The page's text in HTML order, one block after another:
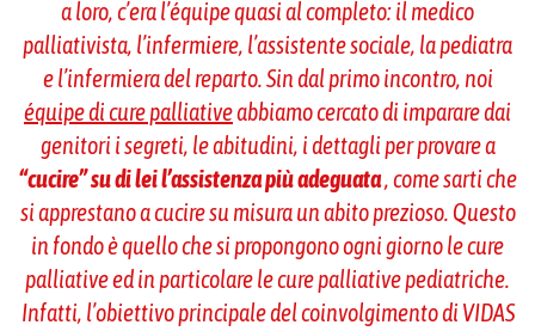
a loro, c’era l’équipe quasi al completo: il medico
palliativista, l’infermiere, l’assistente sociale, la pediatra
e l’infermiera del reparto. Sin dal primo incontro, noi
équipe di cure palliativeabbiamo cercato di imparare dai
genitori i segreti, le abitudini, i dettagli per provare a
“cucire” su di lei l’assistenza più adeguata, come sarti che
si apprestano a cucire su misura un abito prezioso. Questo
in fondo è quello che si propongono ogni giorno le cure
palliative ed in particolare le cure palliative pediatriche.
Infatti, l’obiettivo principale del coinvolgimento di VIDAS